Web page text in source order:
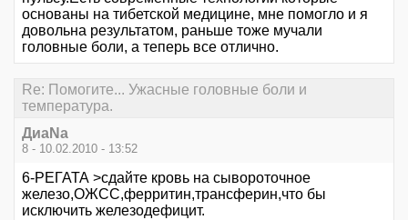
основаны на тибетской медицине, мне помогло и я
довольна результатом, раньше тоже мучали
головные боли, а теперь все отлично.
Re: Помогите... Ужасные головные боли и
температура.
ДиаNa
8 - 10.02.2010 - 13:52
6-РЕГАТА >сдайте кровь на сывороточное
железо,ОЖСС,ферритин,трансферин,что бы
исключить железодефицит.